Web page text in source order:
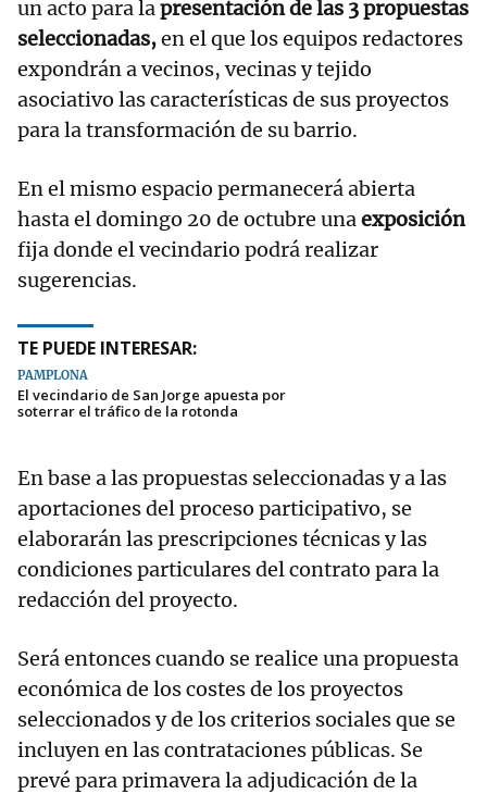
un acto para la presentación de las 3 propuestas
seleccionadas,en el que los equipos redactores
expondrán a vecinos, vecinas y tejido
asociativo las características de sus proyectos
para la transformación de su barrio.
En el mismo espacio permanecerá abierta
hasta el domingo 20 de octubre una exposición
fija donde el vecindario podrá realizar
sugerencias.
TE PUEDE INTERESAR:
PAMPLONA
El vecindario de San Jorge apuesta por
soterrar el tráfico de la rotonda
En base a las propuestas seleccionadas y a las
aportaciones del proceso participativo, se
elaborarán las prescripciones técnicas y las
condiciones particulares del contrato para la
redacción del proyecto.
Será entonces cuando se realice una propuesta
económica de los costes de los proyectos
seleccionados y de los criterios sociales que se
incluyen en las contrataciones públicas. Se
prevé para primavera la adjudicación de la